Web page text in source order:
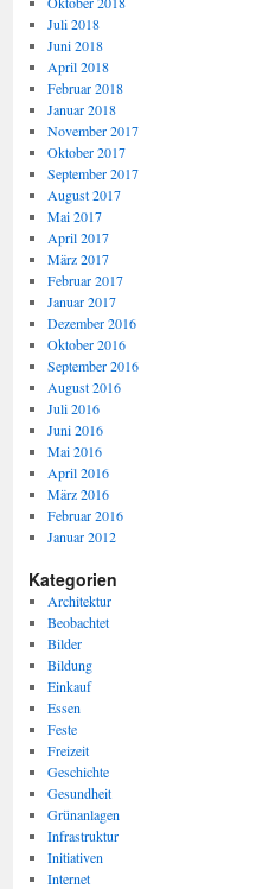
Juli 2018
Juni 2018
April 2018
Februar 2018
Januar 2018
November 2017
Oktober 2017
September 2017
August 2017
Mai 2017
April 2017
März 2017
Februar 2017
Januar 2017
Dezember 2016
Oktober 2016
September 2016
August 2016
Juli 2016
Juni 2016
Mai 2016
April 2016
März 2016
Februar 2016
Januar 2012
Kategorien
Architektur
Beobachtet
Bilder
Bildung
Einkauf
Essen
Feste
Freizeit
Geschichte
Gesundheit
Grünanlagen
Infrastruktur
Initiativen
Internet